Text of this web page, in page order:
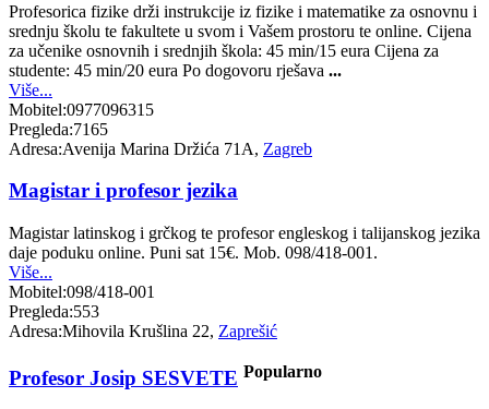
Profesorica fizike drži instrukcije iz fizike i matematike za osnovnu i
srednju školu te fakultete u svom i Vašem prostoru te online. Cijena
za učenike osnovnih i srednjih škola: 45 min/15 eura Cijena za
studente: 45 min/20 eura Po dogovoru rješava ...
Više...
Mobitel:0977096315
Pregleda:7165
Adresa:Avenija Marina Držića 71A, Zagreb
Magistar i profesor jezika
Magistar latinskog i grčkog te profesor engleskog i talijanskog jezika
daje poduku online. Puni sat 15€. Mob. 098/418-001.
Više...
Mobitel:098/418-001
Pregleda:553
Adresa:Mihovila Krušlina 22, Zaprešić
Profesor Josip SESVETE Popularno